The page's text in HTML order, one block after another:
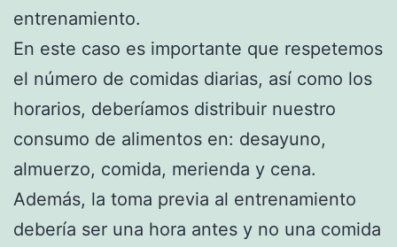
entrenamiento.
En este caso es importante que respetemos
el número de comidas diarias, así como los
horarios, deberíamos distribuir nuestro
consumo de alimentos en: desayuno,
almuerzo, comida, merienda y cena.
Además, la toma previa al entrenamiento
debería ser una hora antes y no una comida